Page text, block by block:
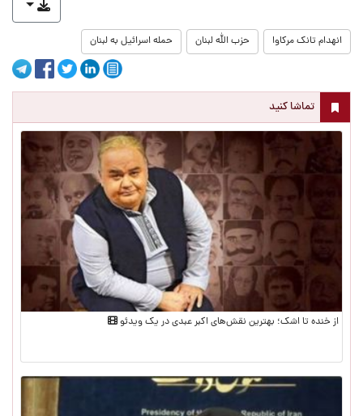
انهدام تانک مرکاوا حزب الله لبنان حمله اسرائیل به لبنان
تماشا کنید
از خنده تا اشک؛ بهترین نقش‌های اکبر عبدی در یک ویدئو